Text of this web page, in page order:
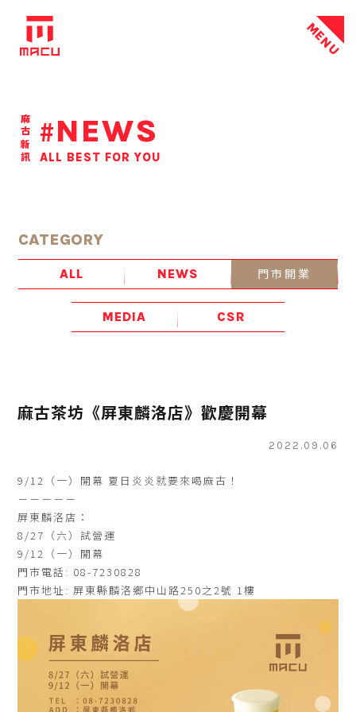
MENU
麻古新訊 #NEWS
ALL BEST FOR YOU
CATEGORY
ALL NEWS 門市開業
MEDIA CSR
麻古茶坊《屏東麟洛店》歡慶開幕
2022.09.06
9/12（一）開幕 夏日炎炎就要來喝麻古！
－－－－－
屏東麟洛店：
8/27（六）試營運
9/12（一）開幕
門市電話: 08-7230828
門市地址: 屏東縣麟洛鄉中山路250之2號 1樓